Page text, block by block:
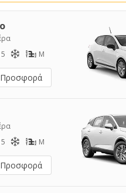
5 M
Προσφορά
5 M
Προσφορά